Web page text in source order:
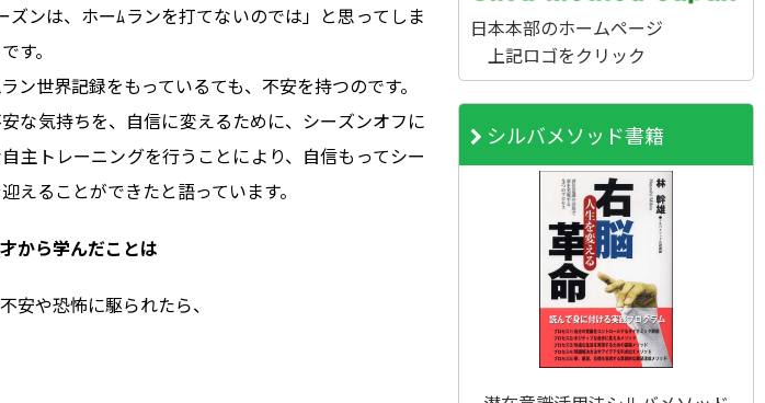
ズンは、ホーﾑランを打てないのでは」と思ってしま
す。
ン世界記録をもっているても、不安を持つのです。
な気持ちを、自信に変えるために、シーズンオフに
主トレーニングを行うことにより、自信もってシー
えることができたと語っています。
から学んだことは
安や恐怖に駆られたら、
日本本部のホームページ
上記ロゴをクリック
シルバメソッド書籍